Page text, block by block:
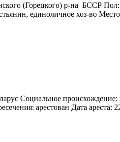
(Горецкого) р-на БССР
единоличное хоз-во
Социальное происхождение:
арестован Дата ареста: